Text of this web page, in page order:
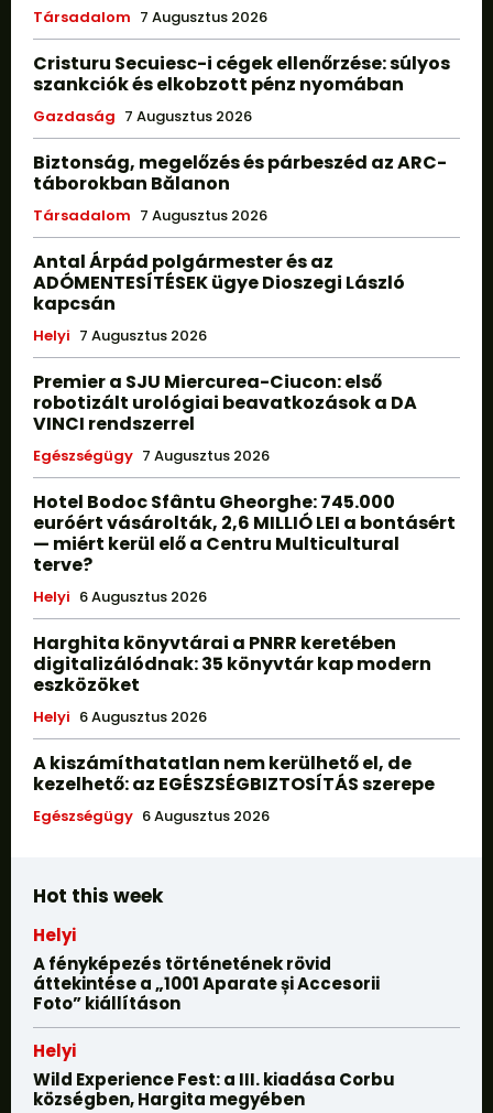
Társadalom 7 Augusztus 2026
Cristuru Secuiesc-i cégek ellenőrzése: súlyos
szankciók és elkobzott pénz nyomában
Gazdaság 7 Augusztus 2026
Biztonság, megelőzés és párbeszéd az ARC-
táborokban Bălanon
Társadalom 7 Augusztus 2026
Antal Árpád polgármester és az
ADÓMENTESÍTÉSEK ügye Dioszegi László
kapcsán
Helyi 7 Augusztus 2026
Premier a SJU Miercurea-Ciucon: első
robotizált urológiai beavatkozások a DA
VINCI rendszerrel
Egészségügy 7 Augusztus 2026
Hotel Bodoc Sfântu Gheorghe: 745.000
euróért vásárolták, 2,6 MILLIÓ LEI a bontásért
— miért kerül elő a Centru Multicultural
terve?
Helyi 6 Augusztus 2026
Harghita könyvtárai a PNRR keretében
digitalizálódnak: 35 könyvtár kap modern
eszközöket
Helyi 6 Augusztus 2026
A kiszámíthatatlan nem kerülhető el, de
kezelhető: az EGÉSZSÉGBIZTOSÍTÁS szerepe
Egészségügy 6 Augusztus 2026
Hot this week
Helyi
A fényképezés történetének rövid
áttekintése a „1001 Aparate și Accesorii
Foto” kiállításon
Helyi
Wild Experience Fest: a III. kiadása Corbu
községben, Hargita megyében